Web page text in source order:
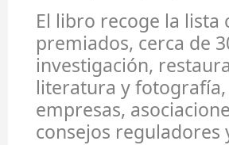
El libro recoge la
premiados, cerca de
investigación,
literatura y
empresas,
consejos reguladores